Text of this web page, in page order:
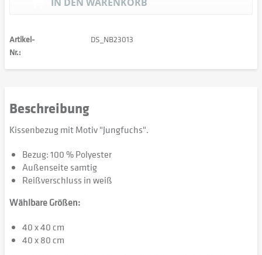
Artikel-
Nr.:
DS_NB23013
Beschreibung
Kissenbezug mit Motiv "Jungfuchs".
Bezug: 100 % Polyester
Außenseite samtig
Reißverschluss in weiß
Wählbare Größen:
40 x 40 cm
40 x 80 cm